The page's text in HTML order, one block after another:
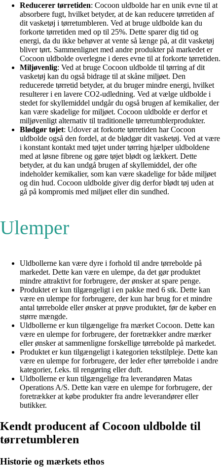
Reducerer tørretiden: Cocoon uldbolde har en unik evne til at
absorbere fugt, hvilket betyder, at de kan reducere tørretiden af
dit vasketøj i tørretumbleren. Ved at bruge uldbolde kan du
forkorte tørretiden med op til 25%. Dette sparer dig tid og
energi, da du ikke behøver at vente så længe på, at dit vasketøj
bliver tørt. Sammenlignet med andre produkter på markedet er
Cocoon uldbolde overlegne i deres evne til at forkorte tørretiden.
Miljøvenlig: Ved at bruge Cocoon uldbolde til tørring af dit
vasketøj kan du også bidrage til at skåne miljøet. Den
reducerede tørretid betyder, at du bruger mindre energi, hvilket
resulterer i en lavere CO2-udledning. Ved at vælge uldbolde i
stedet for skyllemiddel undgår du også brugen af kemikalier, der
kan være skadelige for miljøet. Cocoon uldbolde er derfor et
miljøvenligt alternativ til traditionelle tørretumblerprodukter.
Blødgør tøjet: Udover at forkorte tørretiden har Cocoon
uldbolde også den fordel, at de blødgør dit vasketøj. Ved at være
i konstant kontakt med tøjet under tørring hjælper uldboldene
med at løsne fibrene og gøre tøjet blødt og lækkert. Dette
betyder, at du kan undgå brugen af skyllemiddel, der ofte
indeholder kemikalier, som kan være skadelige for både miljøet
og din hud. Cocoon uldbolde giver dig derfor blødt tøj uden at
gå på kompromis med miljøet eller din sundhed.
Ulemper
Uldbollerne kan være dyre i forhold til andre tørrebolde på
markedet. Dette kan være en ulempe, da det gør produktet
mindre attraktivt for forbrugere, der ønsker at spare penge.
Produktet er kun tilgængeligt i en pakke med 6 stk. Dette kan
være en ulempe for forbrugere, der kun har brug for et mindre
antal tørrebolde eller ønsker at prøve produktet, før de køber en
større mængde.
Uldbollerne er kun tilgængelige fra mærket Cocoon. Dette kan
være en ulempe for forbrugere, der foretrækker andre mærker
eller ønsker at sammenligne forskellige tørrebolde på markedet.
Produktet er kun tilgængeligt i kategorien tekstilpleje. Dette kan
være en ulempe for forbrugere, der leder efter tørrebolde i andre
kategorier, f.eks. til rengøring eller duft.
Uldbollerne er kun tilgængelige fra leverandøren Matas
Operations A/S. Dette kan være en ulempe for forbrugere, der
foretrækker at købe produkter fra andre leverandører eller
butikker.
Kendt producent af Cocoon uldbolde til
tørretumbleren
Historie og mærkets ethos